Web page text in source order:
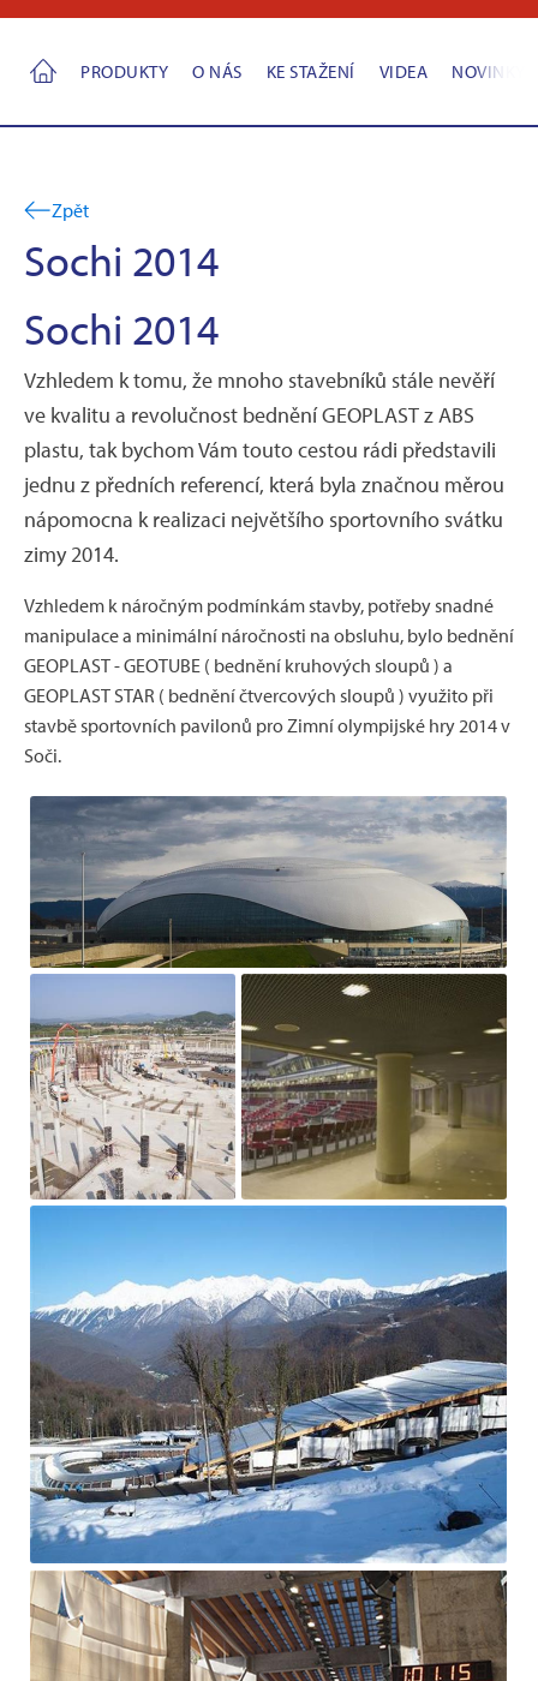
PRODUKTY O NÁS KE STAŽENÍ VIDEA NOVINKY
Zpět
Sochi 2014
Sochi 2014
Vzhledem k tomu, že mnoho stavebníků stále nevěří
ve kvalitu a revolučnost bednění GEOPLAST z ABS
plastu, tak bychom Vám touto cestou rádi představili
jednu z předních referencí, která byla značnou měrou
nápomocna k realizaci největšího sportovního svátku
zimy 2014.
Vzhledem k náročným podmínkám stavby, potřeby snadné
manipulace a minimální náročnosti na obsluhu, bylo bednění
GEOPLAST - GEOTUBE ( bednění kruhových sloupů ) a
GEOPLAST STAR ( bednění čtvercových sloupů ) využito při
stavbě sportovních pavilonů pro Zimní olympijské hry 2014 v
Soči.